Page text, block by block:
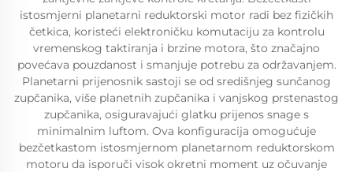
istosmjerni planetarni reduktorski motor radi bez fizičkih
četkica, koristeći elektroničku komutaciju za kontrolu
vremenskog taktiranja i brzine motora, što značajno
povećava pouzdanost i smanjuje potrebu za održavanjem.
Planetarni prijenosnik sastoji se od središnjeg sunčanog
zupčanika, više planetnih zupčanika i vanjskog prstenastog
zupčanika, osiguravajući glatku prijenos snage s
minimalnim luftom. Ova konfiguracija omogućuje
bezčetkastom istosmjernom planetarnom reduktorskom
motoru da isporuči visok okretni moment uz očuvanje